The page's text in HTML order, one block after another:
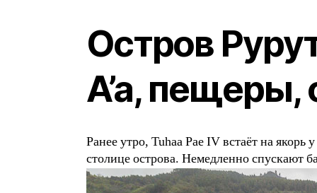
Остров
A’a, пещеры,
Ранее утро, Tuhaa Pae IV встаёт на
столице острова. Немедленно спускают